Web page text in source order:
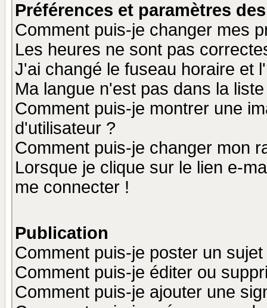
Préférences et paramètres
Comment puis-je changer mes
Les heures ne sont pas
J'ai changé le fuseau horaire et
Ma langue n'est pas dans la
Comment puis-je montrer une
d'utilisateur ?
Comment puis-je changer mon
Lorsque je clique sur le lien e-
me connecter !
Publication
Comment puis-je poster un
Comment puis-je éditer ou
Comment puis-je ajouter une